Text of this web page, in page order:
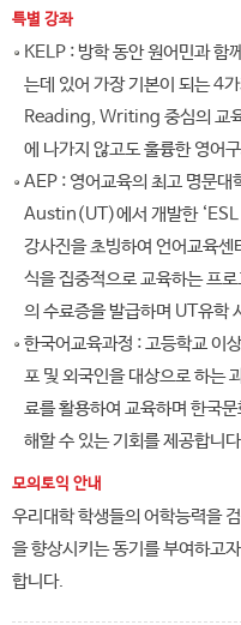
특별 강좌
KELP : 방학 동안 원어민과 함
는데 있어 가장 기본이 되는
Reading, Writing 중심의 교
에 나가지 않고도 훌륭한 영어
AEP : 영어교육의 최고 명문
Austin(UT)에서 개발한 ‘ESL
강사진을 초빙하여 언어교육
식을 집중적으로 교육하는 프
의 수료증을 발급하며 UT유학
한국어교육과정 : 고등학교 이
포 및 외국인을 대상으로 하는
료를 활용하여 교육하며 한국
해할 수 있는 기회를 제공합니
모의토익 안내
우리대학 학생들의 어학능력을
을 향상시키는 동기를 부여하고
합니다.